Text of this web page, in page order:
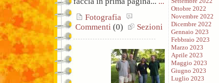
Fotografia
Commenti (0) Sezioni
Ottobre 2022
Novembre 2022
Dicembre 2022
Gennaio 2023
Febbraio 2023
Marzo 2023
Aprile 2023
Maggio 2023
Giugno 2023
Luglio 2023